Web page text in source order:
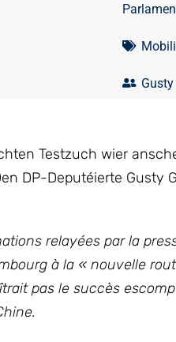
Testzuch wier
DP-Deputéierte Gusty
relayées par la
à la « nouvelle
pas le succès